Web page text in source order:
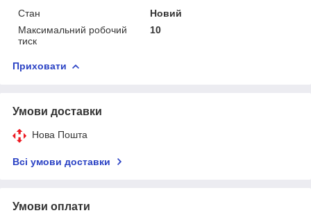
Стан
Новий
Максимальний робочий
тиск
10
Приховати
Умови доставки
Нова Пошта
Всі умови доставки
Умови оплати